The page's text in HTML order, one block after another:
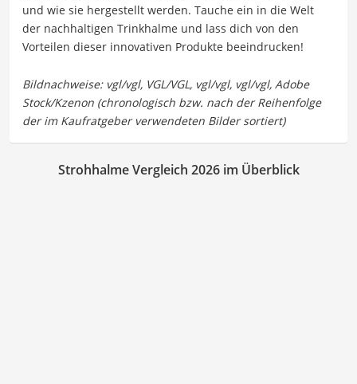
und wie sie hergestellt werden. Tauche ein in die Welt
der nachhaltigen Trinkhalme und lass dich von den
Vorteilen dieser innovativen Produkte beeindrucken!
Strohhalme Vergleich 2026 im Überblick